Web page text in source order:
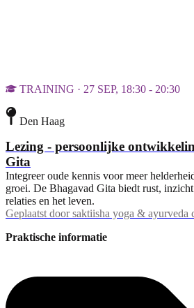
TRAINING · 27 SEP, 18:30 - 20:30
Den Haag
Lezing - persoonlijke
Gita
Integreer oude kennis voor meer
groei. De Bhagavad Gita biedt rust,
relaties en het leven.
Geplaatst door saktiisha yoga & ayurveda
Praktische informatie